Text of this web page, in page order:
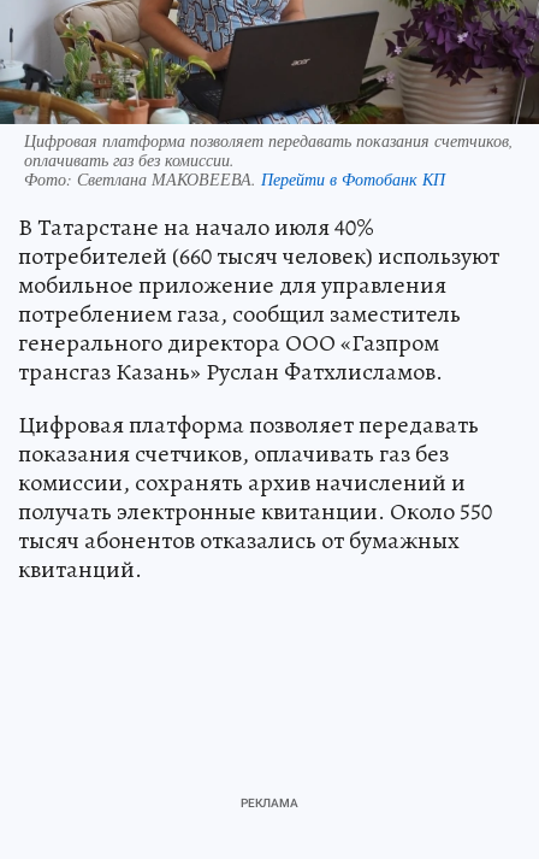
Цифровая платформа позволяет передавать показания счетчиков,
оплачивать газ без комиссии.
Фото: Светлана МАКОВЕЕВА. Перейти в Фотобанк КП
В Татарстане на начало июля 40%
потребителей (660 тысяч человек) используют
мобильное приложение для управления
потреблением газа, сообщил заместитель
генерального директора ООО «Газпром
трансгаз Казань» Руслан Фатхлисламов.
Цифровая платформа позволяет передавать
показания счетчиков, оплачивать газ без
комиссии, сохранять архив начислений и
получать электронные квитанции. Около 550
тысяч абонентов отказались от бумажных
квитанций.